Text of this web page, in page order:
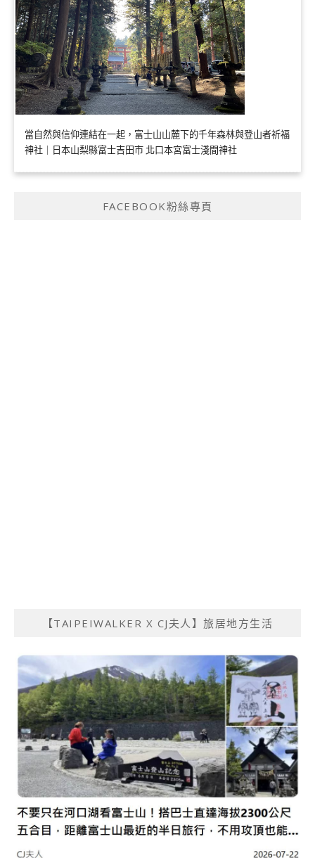
當自然與信仰連結在一起，富士山山麓下的千年森林與登山者祈福
神社｜日本山梨縣富士吉田市 北口本宮富士淺間神社
FACEBOOK粉絲專頁
【TAIPEIWALKER X CJ夫人】旅居地方生活